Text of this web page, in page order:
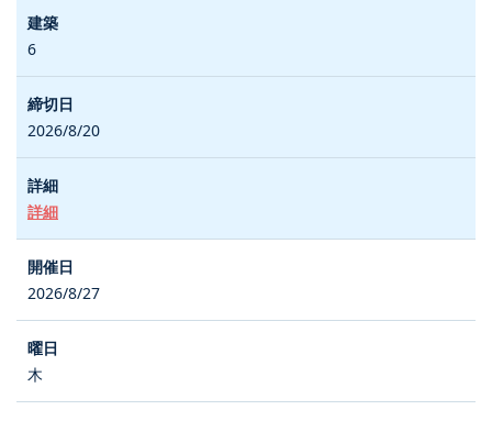
6
2026/8/20
詳細
2026/8/27
木